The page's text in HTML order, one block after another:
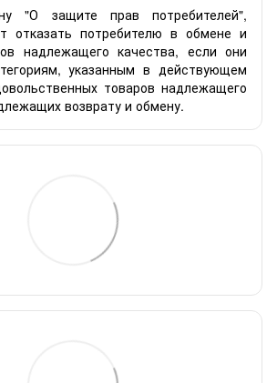
"О защите прав потребителей",
отказать потребителю в обмене и
надлежащего качества, если они
указанным в действующем
товаров надлежащего
возврату и обмену.